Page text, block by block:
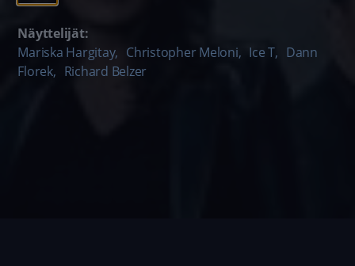
Näyttelijät:
Mariska Hargitay, Christopher Meloni, Ice T, Dann
Florek, Richard Belzer